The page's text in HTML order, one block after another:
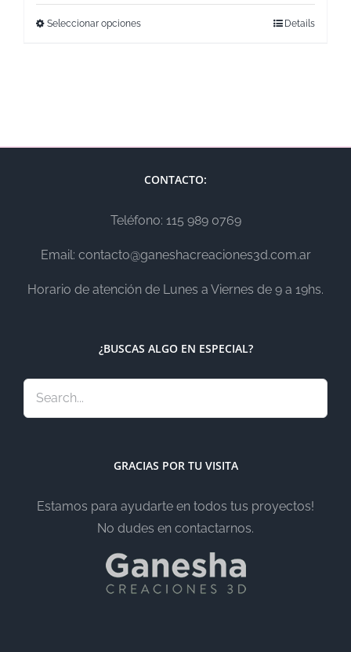
Seleccionar opciones Details
CONTACTO:
Teléfono: 115 989 0769
Email: contacto@ganeshacreaciones3d.com.ar
Horario de atención de Lunes a Viernes de 9 a 19hs.
¿BUSCAS ALGO EN ESPECIAL?
GRACIAS POR TU VISITA
Estamos para ayudarte en todos tus proyectos!
No dudes en contactarnos.